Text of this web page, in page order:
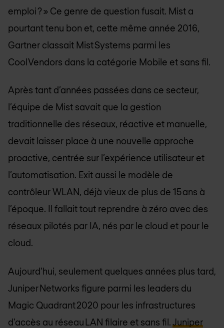
emploi ? » Ce genre de question fusait. Mist a
pourtant tenu bon et, cette même année 2016,
Gartner classait Mist Systems parmi les
Cool Vendors dans la catégorie Mobile et sans fil.
Après tant d’années passées dans ce secteur,
l’équipe de Mist savait que la gestion
traditionnelle des réseaux, réactive et manuelle,
devait laisser place à une nouvelle approche
proactive, centrée sur l’expérience utilisateur et
l’automatisation. Exit aussi le modèle de
contrôleur WLAN, déjà vieux de plus de 15 ans à
l’époque. Il fallait tout reprendre à zéro avec des
réseaux pilotés par IA, nés par le cloud et pour le
cloud.
Aujourd’hui, seulement quelques années plus tard,
Juniper Networks figure parmi les leaders du
Magic Quadrant 2020 pour les infrastructures
d’accès au réseau LAN filaire et sans fil.Juniper